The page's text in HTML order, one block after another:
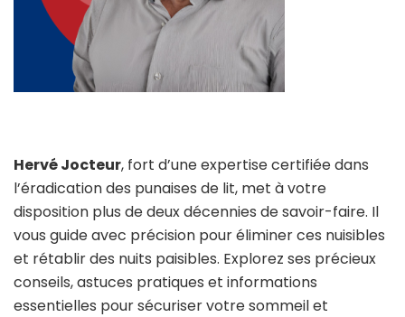
Hervé Jocteur, fort d’une expertise certifiée dans
l’éradication des punaises de lit, met à votre
disposition plus de deux décennies de savoir-faire. Il
vous guide avec précision pour éliminer ces nuisibles
et rétablir des nuits paisibles. Explorez ses précieux
conseils, astuces pratiques et informations
essentielles pour sécuriser votre sommeil et